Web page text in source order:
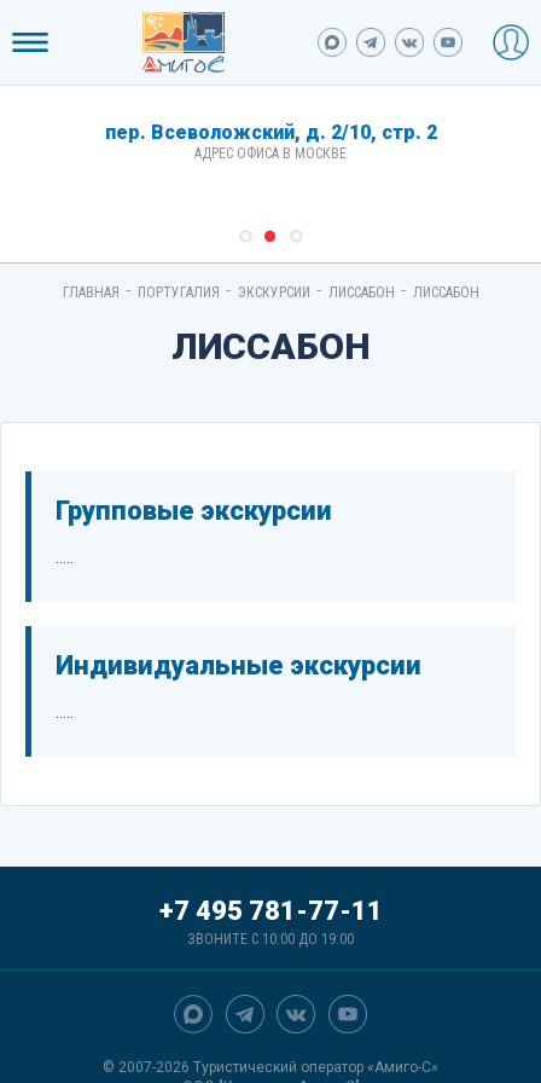
пер. Всеволожский, д. 2/10, стр. 2
АДРЕС ОФИСА В МОСКВЕ
ГЛАВНАЯ - ПОРТУГАЛИЯ - ЭКСКУРСИИ - ЛИССАБОН - ЛИССАБОН
ЛИССАБОН
Групповые экскурсии
Индивидуальные экскурсии
© 2007-2026 Туристический оператор «Амиго-С»
+7 495 781-77-11
ЗВОНИТЕ С 10:00 ДО 19:00